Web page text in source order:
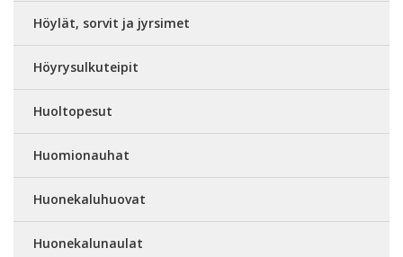
Höylät, sorvit ja jyrsimet
Höyrysulkuteipit
Huoltopesut
Huomionauhat
Huonekaluhuovat
Huonekalunaulat